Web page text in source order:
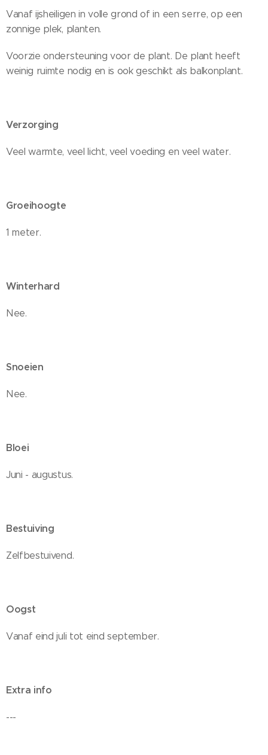
Vanaf ijsheiligen in volle grond of in een serre, op een
zonnige plek, planten.
Voorzie ondersteuning voor de plant. De plant heeft
weinig ruimte nodig en is ook geschikt als balkonplant.
Verzorging
Veel warmte, veel licht, veel voeding en veel water.
Groeihoogte
1 meter.
Winterhard
Nee.
Snoeien
Nee.
Bloei
Juni - augustus.
Bestuiving
Zelfbestuivend.
Oogst
Vanaf eind juli tot eind september.
Extra info
---